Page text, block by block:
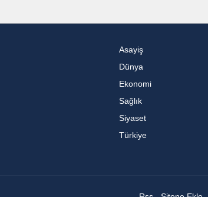
Asayiş
Dünya
Ekonomi
Sağlık
Siyaset
Türkiye